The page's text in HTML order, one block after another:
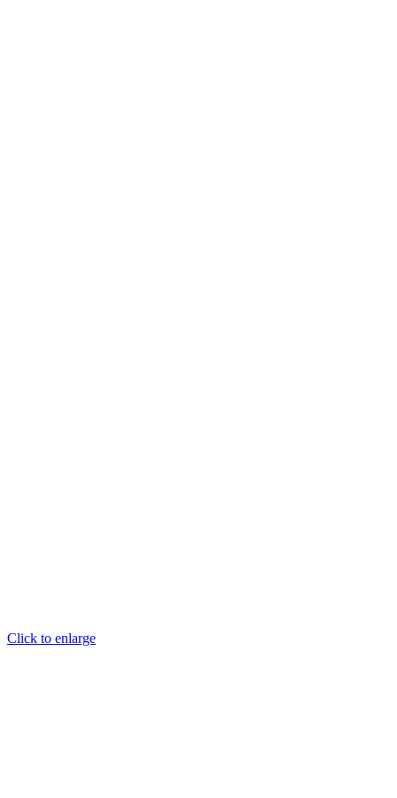
Click to enlarge